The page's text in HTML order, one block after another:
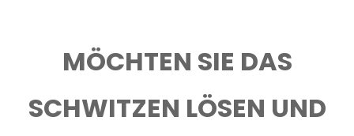
MÖCHTEN SIE DAS
SCHWITZEN LÖSEN UND